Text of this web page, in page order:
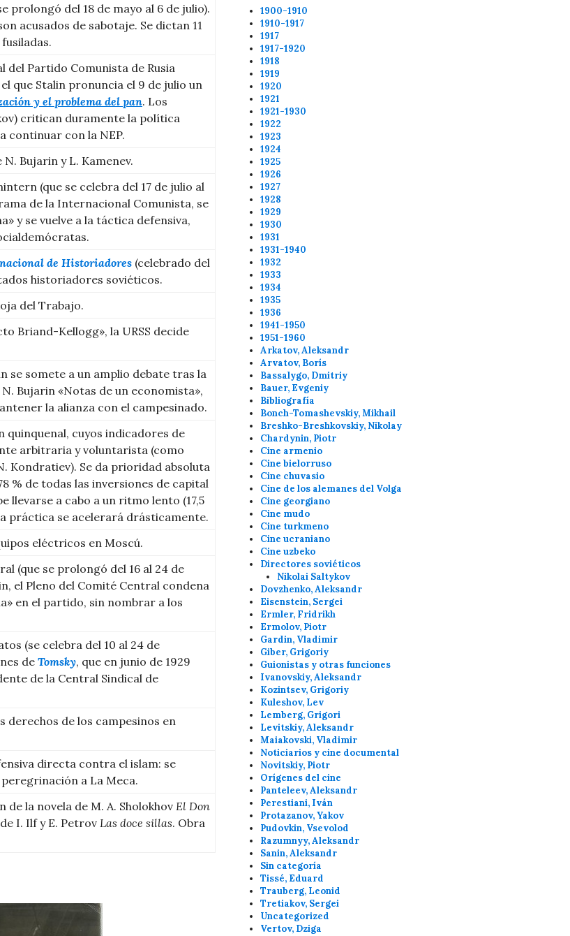
prolongó del 18 de mayo al 6 de julio).
acusados de sabotaje. Se dictan 11
del Partido Comunista de Rusia
que Stalin pronuncia el 9 de julio un
y el problema del pan. Los
critican duramente la política
continuar con la NEP.
Bujarin y L. Kamenev.
(que se celebra del 17 de julio al
de la Internacional Comunista, se
y se vuelve a la táctica defensiva,
de Historiadores (celebrado del
historiadores soviéticos.
del Trabajo.
Briand-Kellogg», la URSS decide
se somete a un amplio debate tras la
Bujarin «Notas de un economista»,
la alianza con el campesinado.
cuyos indicadores de
arbitraria y voluntarista (como
Kondratiev). Se da prioridad absoluta
% de todas las inversiones de capital
llevarse a cabo a un ritmo lento (17,5
práctica se acelerará drásticamente.
eléctricos en Moscú.
(que se prolongó del 16 al 24 de
el Pleno del Comité Central condena
en el partido, sin nombrar a los
(se celebra del 10 al 24 de
de Tomsky, que en junio de 1929
de la Central Sindical de
de los campesinos en
directa contra el islam: se
a La Meca.
de la novela de M. A. Sholokhov El Don
I. Ilf y E. Petrov Las doce sillas. Obra
1900-1910
1910-1917
1917
1917-1920
1918
1919
1920
1921
1921-1930
1922
1923
1924
1925
1926
1927
1928
1929
1930
1931
1931-1940
1932
1933
1934
1935
1936
1941-1950
1951-1960
Arkatov, Aleksandr
Arvatov, Borís
Bassalygo, Dmitriy
Bauer, Evgeniy
Bibliografía
Bonch-Tomashevskiy, Mikhail
Breshko-Breshkovskiy, Nikolay
Chardynin, Piotr
Cine armenio
Cine bielorruso
Cine chuvasio
Cine de los alemanes del Volga
Cine georgiano
Cine mudo
Cine turkmeno
Cine ucraniano
Cine uzbeko
Directores soviéticos
Nikolai Saltykov
Dovzhenko, Aleksandr
Eisenstein, Sergei
Ermler, Fridrikh
Ermolov, Piotr
Gardin, Vladimir
Giber, Grigoriy
Guionistas y otras funciones
Ivanovskiy, Aleksandr
Kozintsev, Grigoriy
Kuleshov, Lev
Lemberg, Grigori
Levitskiy, Aleksandr
Maiakovski, Vladimir
Noticiarios y cine documental
Novitskiy, Piotr
Orígenes del cine
Panteleev, Aleksandr
Perestiani, Iván
Protazanov, Yakov
Pudovkin, Vsevolod
Razumnyy, Aleksandr
Sanin, Aleksandr
Sin categoría
Tissé, Eduard
Trauberg, Leonid
Tretiakov, Sergei
Uncategorized
Vertov, Dziga